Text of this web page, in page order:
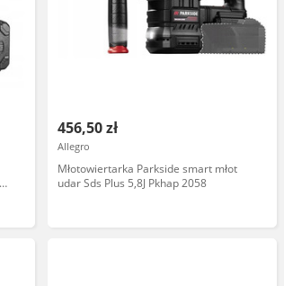
456,50 zł
Allegro
Młotowiertarka Parkside smart młot
udar Sds Plus 5,8J Pkhap 2058